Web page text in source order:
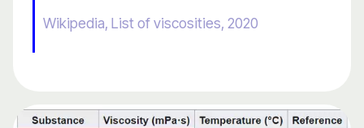
Wikipedia, List of viscosities, 2020